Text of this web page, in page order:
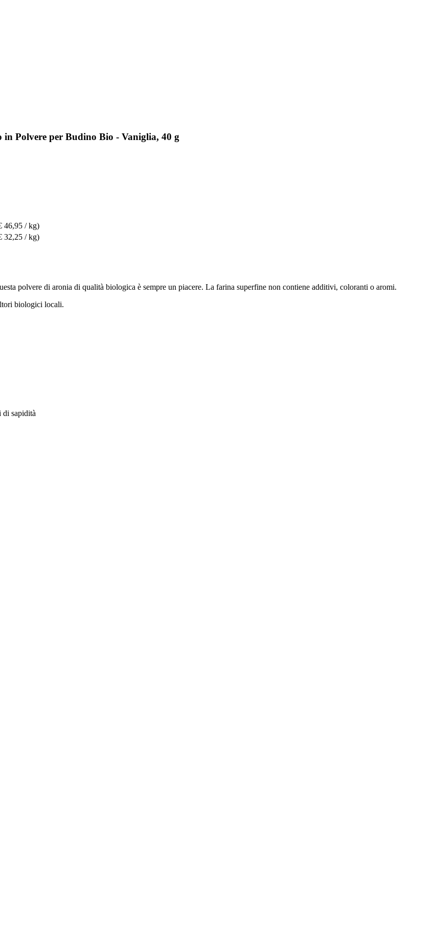
in Polvere per Budino Bio - Vaniglia, 40 g
46,95 / kg)
32,25 / kg)
polvere di aronia di qualità biologica è sempre un piacere. La farina superfine non contiene additivi, coloranti o aromi.
biologici locali.
di sapidità